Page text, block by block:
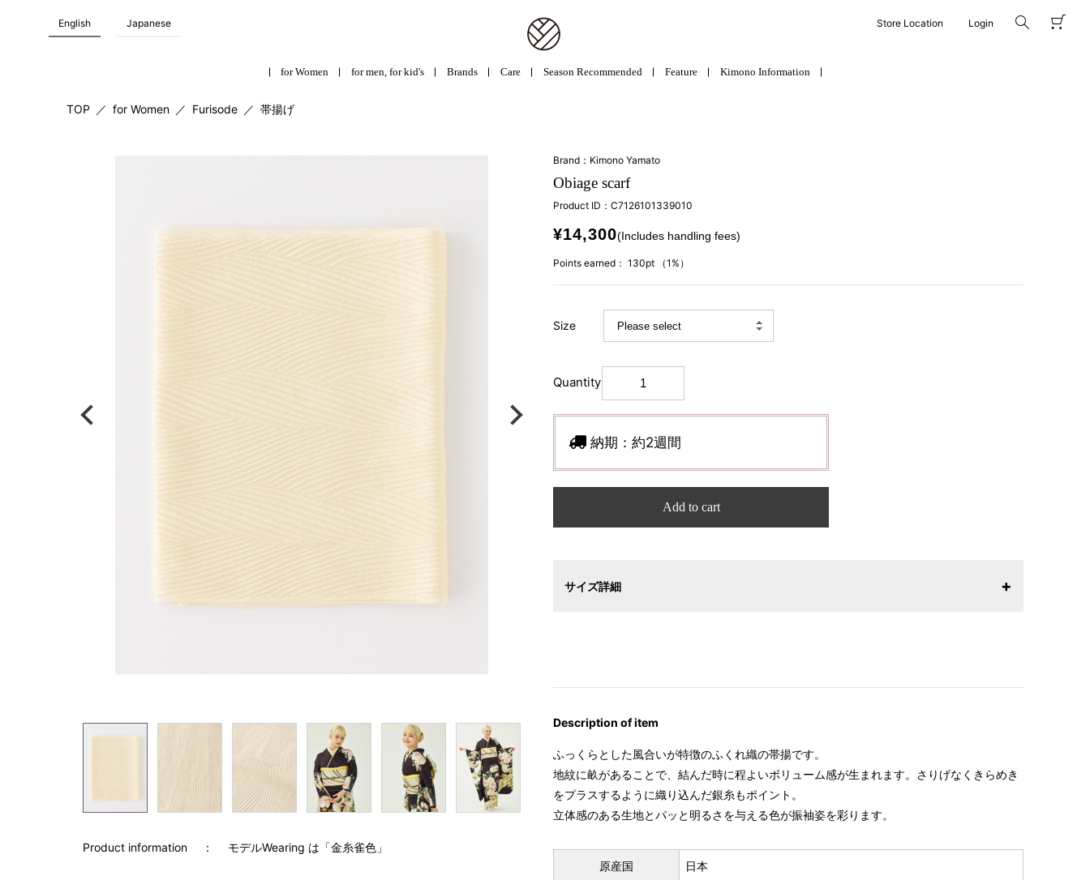
English Japanese Login
Store Location
for Women for men, for kid's Brands Care Season Recommended Feature Kimono Information
TOP ／ for Women ／ Furisode ／ 帯揚げ
Product information モデルWearing は「金糸雀色」
Brand：Kimono Yamato
Obiage scarf
Product ID： C7126101339010
¥14,300(Includes handling fees)
Points earned： 130pt （1%）
Size
Quantity
納期： 約2週間
Add to cart
サイズ詳細
Description of item
ふっくらとした風合いが特徴のふくれ織の帯揚です。
地紋に畝があることで、結んだ時に程よいボリューム感が生まれます。さりげなくきらめき
をプラスするように織り込んだ銀糸もポイント。
立体感のある生地とパッと明るさを与える色が振袖姿を彩ります。
原産国 日本